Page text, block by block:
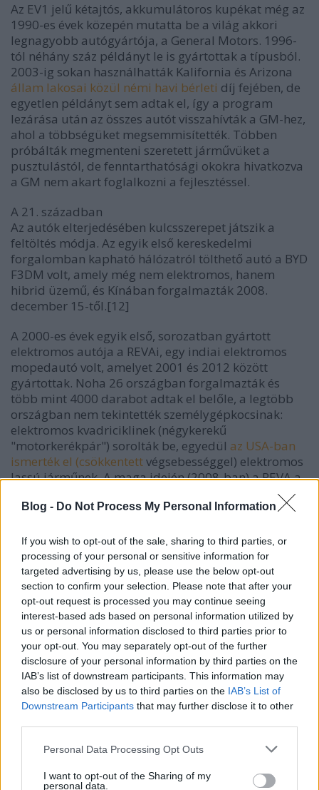
Blog - Do Not Process My Personal Information
If you wish to opt-out of the sale, sharing to third parties, or
processing of your personal or sensitive information for
targeted advertising by us, please use the below opt-out
section to confirm your selection. Please note that after your
opt-out request is processed you may continue seeing
interest-based ads based on personal information utilized by
us or personal information disclosed to third parties prior to
your opt-out. You may separately opt-out of the further
disclosure of your personal information by third parties on the
IAB’s list of downstream participants. This information may
also be disclosed by us to third parties on the IAB’s List of
Downstream Participants that may further disclose it to other
Please note that this website/app uses one or more Google
not limited to your visit or usage behaviour. You may click to
Personal Data Processing Opt Outs
I want to opt-out of the Sharing of my
personal data.
Az EV1 jelű kétajtós, akkumulátoros kupékat még az
1990-es évek közepén mutatta be a világ akkori
legnagyobb autógyártója, a General Motors. 1996-
tól néhány száz példányt le is gyártottak a típusból.
2003-ig sokan használhatták Kalifornia és Arizona
állam lakosai közül némi havi bérleti díj fejében, de
egyetlen példányt sem adtak el, így a program
lezárása után az összes autót visszahívták a GM-hez,
ahol a többségüket megsemmisítették. Többen
próbálták megmenteni szeretett járművüket a
pusztulástól, de fenntarthatósági okokra hivatkozva
a GM nem akart foglalkozni a fejlesztéssel.
A 21. században
Az autók elterjedésében kulcsszerepet játszik a
feltöltés módja. Az egyik első kereskedelmi
forgalomban kapható hálózatról tölthető autó a BYD
F3DM volt, amely még nem elektromos, hanem
hibrid üzemű, és Kínában forgalmazták 2008.
december 15-től.[12]
A 2000-es évek egyik első, sorozatban gyártott
elektromos autója a REVAi, egy indiai elektromos
mopedautó volt, amelyet 2001 és 2012 között
gyártottak. Noha 26 országban forgalmazták és
több mint 4000 darabot adtak el belőle, a legtöbb
országban nem tekintették személygépkocsinak:
elektromos kvadriciklinek (négykerekű
"motorkerékpár") sorolták be, egyedül az USA-ban
ismerték el (csökkentettvégsebességgel) elektromos
lassú járműnek. A maga idején (2008-ban) a REVA a
volt a legnagyobb számban előállított elektromos
jármű, és ekkor többet állítottak elő belőle, mint az
2006 júliusában az USA-ban 60 ezer és 76 ezer
közötti akkumulátoros lassú jármű volt
használatban a 2004-es 54 ezerrel szemben, az
Elektromos Közúti Hajtások Szövetségének becslése
szerint.[forrás?] Az új technológia elterjedését
számos tényező lassítja, és az autók elektromos
meghajtásának jövőjét sokan vitatják.[13]
Ugyanakkor egyes piaci szereplők a jövő üzletét
látják az elektromos autók gyártásában. Az amerikai
Tesla Motors 2003-ban azzal a céllal jött létre, hogy
elektromos autókkal törjön be anemzetközi piacra.
A cég első modellje, a Tesla Roadster
sorozatgyártása 2008. március 17-én kezdődött el. A
roadster lítiumion-akkumulátort használ, szemben
a régi ólom akkumulátorokkal, amit régebben a